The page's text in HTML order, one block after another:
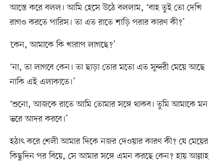
আস্তে করে বলল। আমি হেসে উঠে বললাম, ‘বাহ তুই তো দেখি
রাগও করতে পারিস। তা এত রাতে শাড়ি পরার কারণ কী?’
‘কেন, আমাকে কি খারাপ লাগছে?’
‘না, তা লাগবে কেন। তা ছাড়া তোর মতো এত সুন্দরী মেয়ে আছে
নাকি এই এলাকাতে।’
‘শুনো, আজকে রাতে আমি তোমার সঙ্গে থাকব। তুমি আমাকে মন
ভরে আদর করবে।’
হঠাৎ করে শেলী আমার দিকে নজর দেওয়ার কারণ কী? যে মেয়ের
কিছুদিন পর বিয়ে, সে আমার সঙ্গে এমন করছে কেন? হায় আল্লাহ